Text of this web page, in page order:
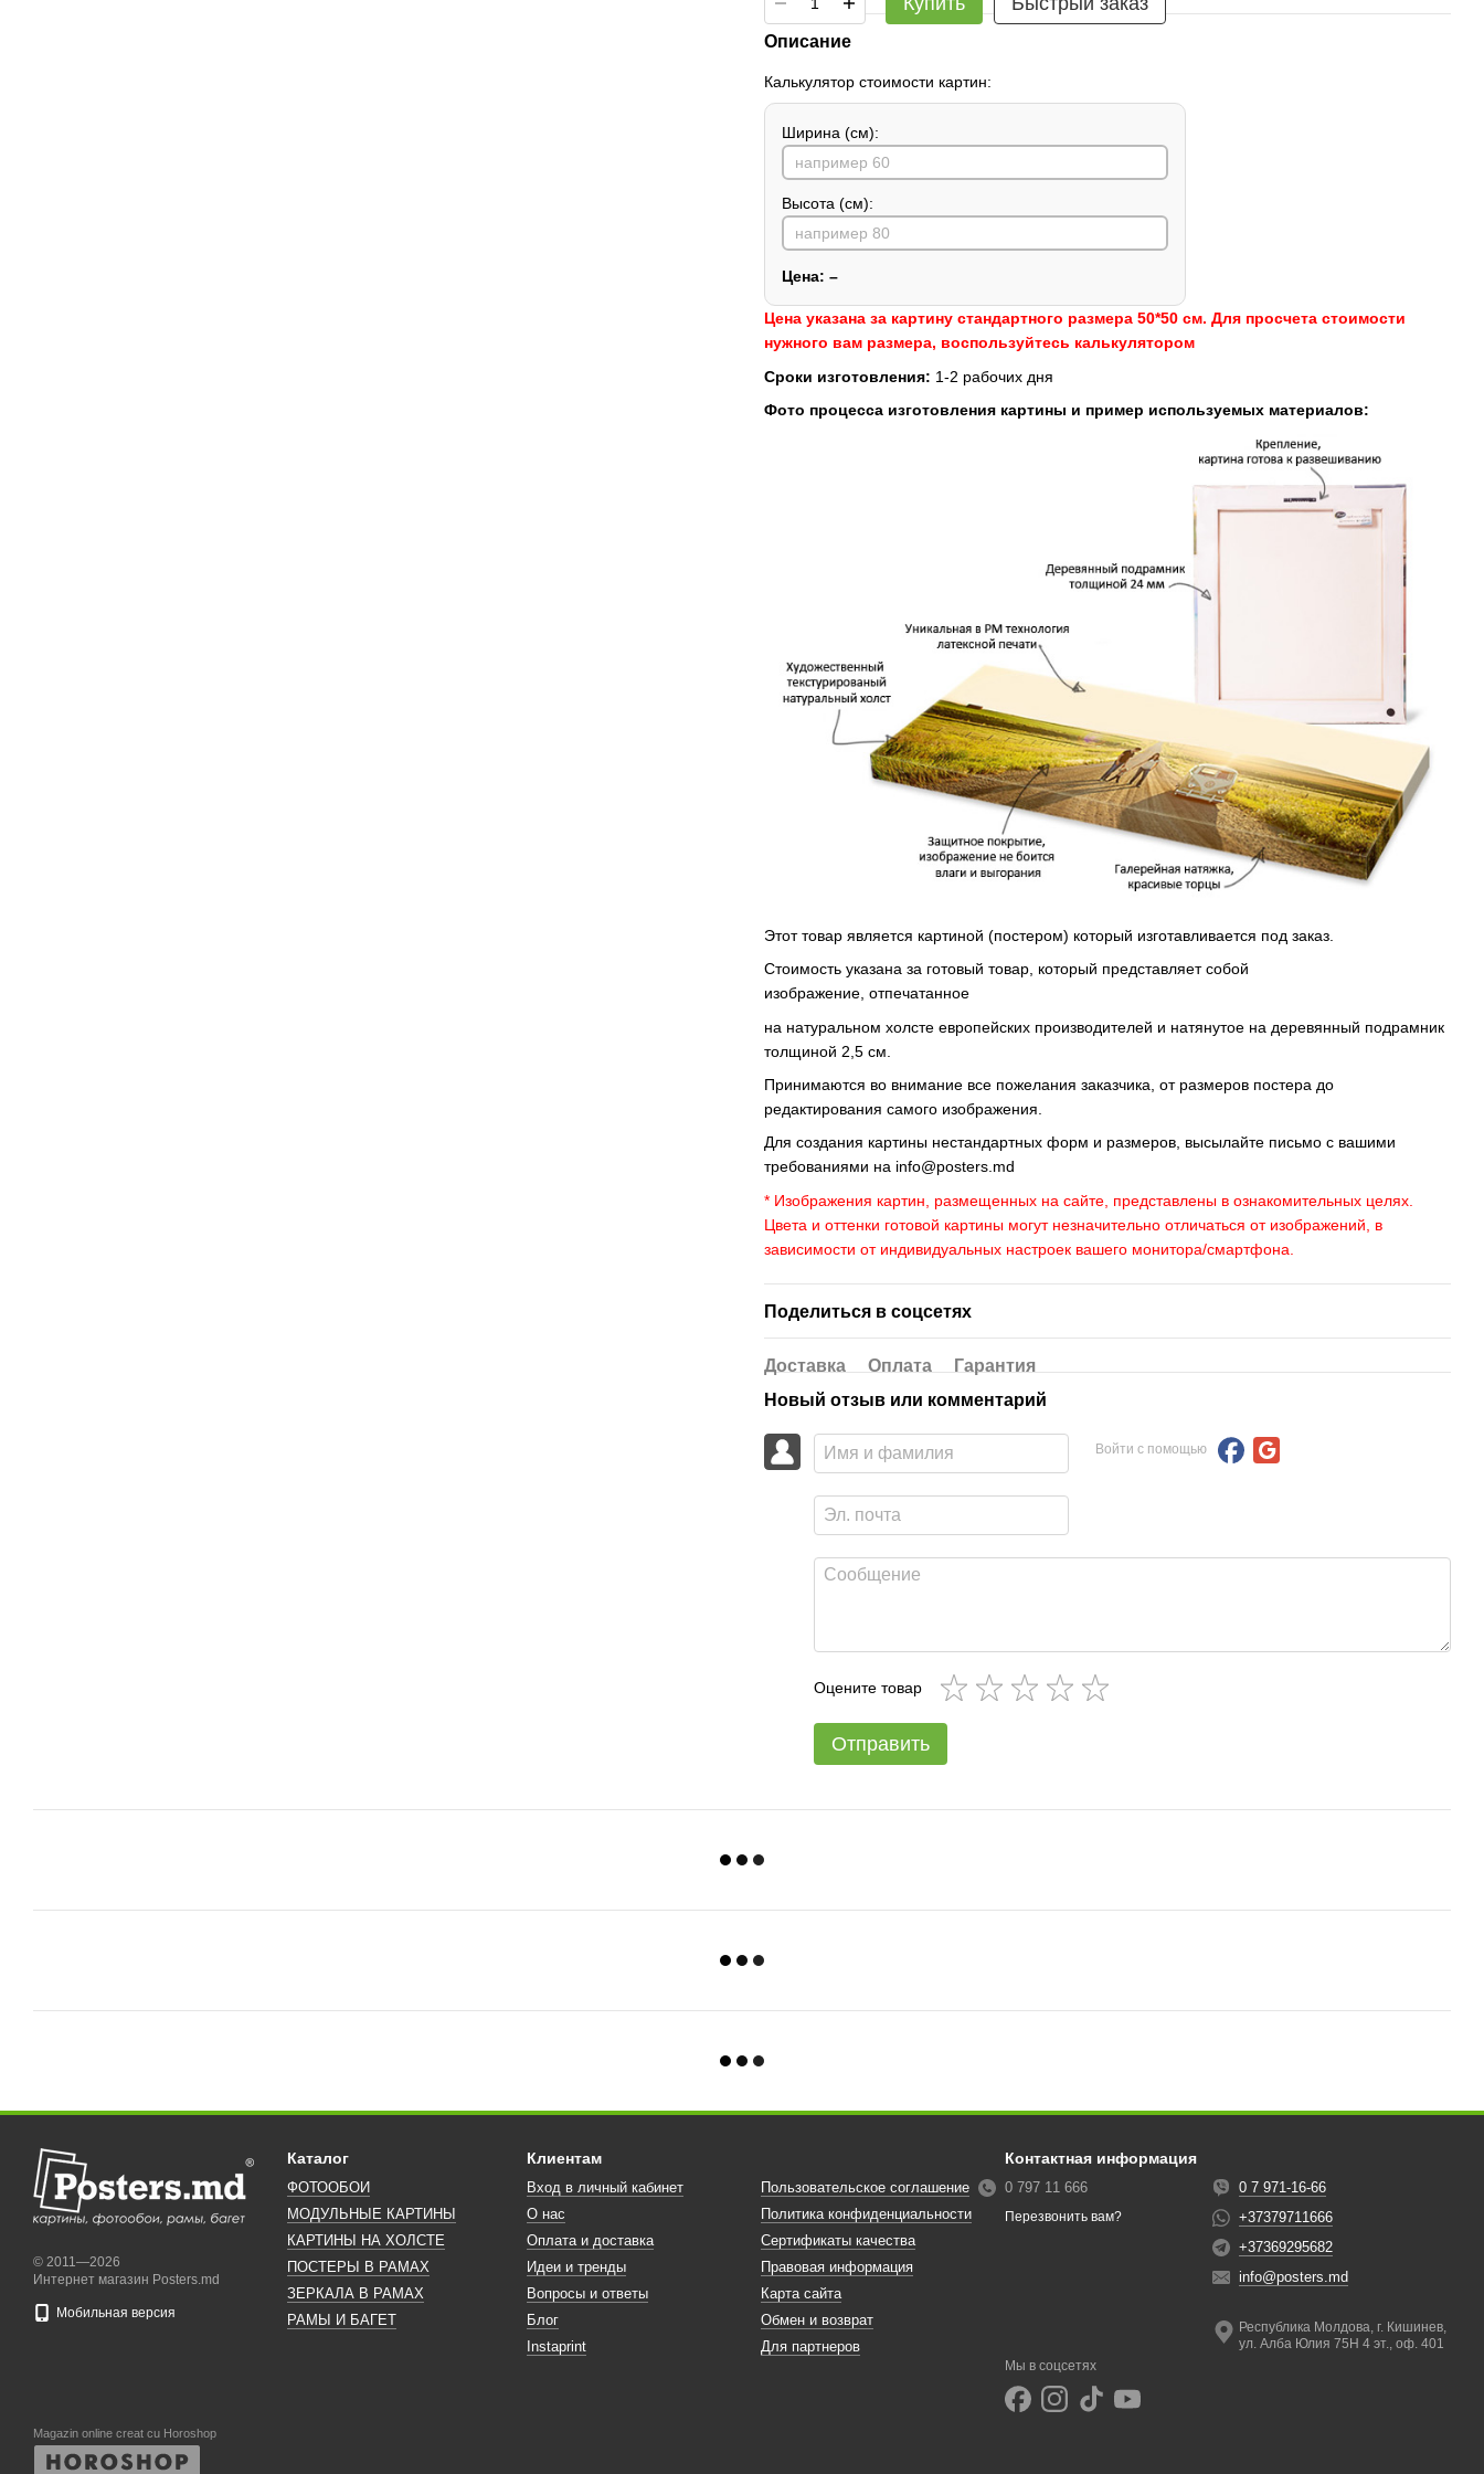
Описание
Калькулятор стоимости картин:
Ширина (см):
Высота (см):
Цена: –
Цена указана за картину стандартного размера 50*50 см. Для просчета стоимости
нужного вам размера, воспользуйтесь калькулятором
Сроки изготовления: 1-2 рабочих дня
Фото процесса изготовления картины и пример используемых материалов:
Этот товар является картиной (постером) который изготавливается под заказ.
Стоимость указана за готовый товар, который представляет собой
изображение, отпечатанное
на натуральном холсте европейских производителей и натянутое на деревянный подрамник
толщиной 2,5 см.
Принимаются во внимание все пожелания заказчика, от размеров постера до
редактирования самого изображения.
Для создания картины нестандартных форм и размеров, высылайте письмо c вашими
требованиями на info@posters.md
* Изображения картин, размещенных на сайте, представлены в ознакомительных целях.
Цвета и оттенки готовой картины могут незначительно отличаться от изображений, в
зависимости от индивидуальных настроек вашего монитора/смартфона.
Поделиться в соцсетях
Доставка Оплата
Гарантия
Новый отзыв или комментарий
Войти с помощью
Оцените товар
Отправить
© 2011—2026
Интернет магазин Posters.md
Мобильная версия
Magazin online creat cu Horoshop
Каталог
ФОТООБОИ
МОДУЛЬНЫЕ КАРТИНЫ
КАРТИНЫ НА ХОЛСТЕ
ПОСТЕРЫ В РАМАХ
ЗЕРКАЛА В РАМАХ
РАМЫ И БАГЕТ
Клиентам
Вход в личный кабинет
О нас
Оплата и доставка
Идеи и тренды
Вопросы и ответы
Блог
Instaprint
Пользовательское соглашение
Политика конфиденциальности
Сертификаты качества
Правовая информация
Карта сайта
Обмен и возврат
Для партнеров
Контактная информация
0 797 11 666
Перезвонить вам?
0 7 971-16-66
+37379711666
+37369295682
info@posters.md
Республика Молдова, г. Кишинев,
ул. Алба Юлия 75Н 4 эт., оф. 401
Мы в соцсетях